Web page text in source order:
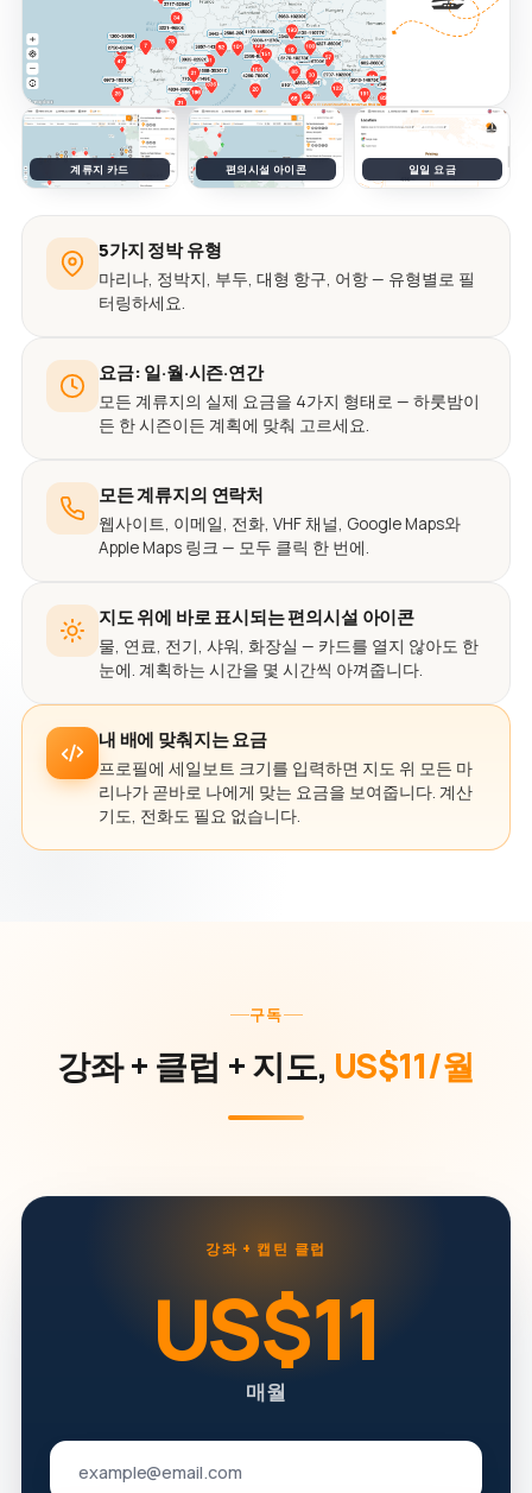
계류지 카드 편의시설 아이콘 일일 요금
5가지 정박 유형
마리나, 정박지, 부두, 대형 항구, 어항 — 유형별로 필
터링하세요.
요금: 일·월·시즌·연간
모든 계류지의 실제 요금을 4가지 형태로 — 하룻밤이
든 한 시즌이든 계획에 맞춰 고르세요.
모든 계류지의 연락처
웹사이트, 이메일, 전화, VHF 채널, Google Maps와
Apple Maps 링크 — 모두 클릭 한 번에.
지도 위에 바로 표시되는 편의시설 아이콘
물, 연료, 전기, 샤워, 화장실 — 카드를 열지 않아도 한
눈에. 계획하는 시간을 몇 시간씩 아껴줍니다.
내 배에 맞춰지는 요금
프로필에 세일보트 크기를 입력하면 지도 위 모든 마
리나가 곧바로 나에게 맞는 요금을 보여줍니다. 계산
기도, 전화도 필요 없습니다.
구독
강좌 + 클럽 + 지도, US$11/월
강좌 + 캡틴 클럽
US$11
매월